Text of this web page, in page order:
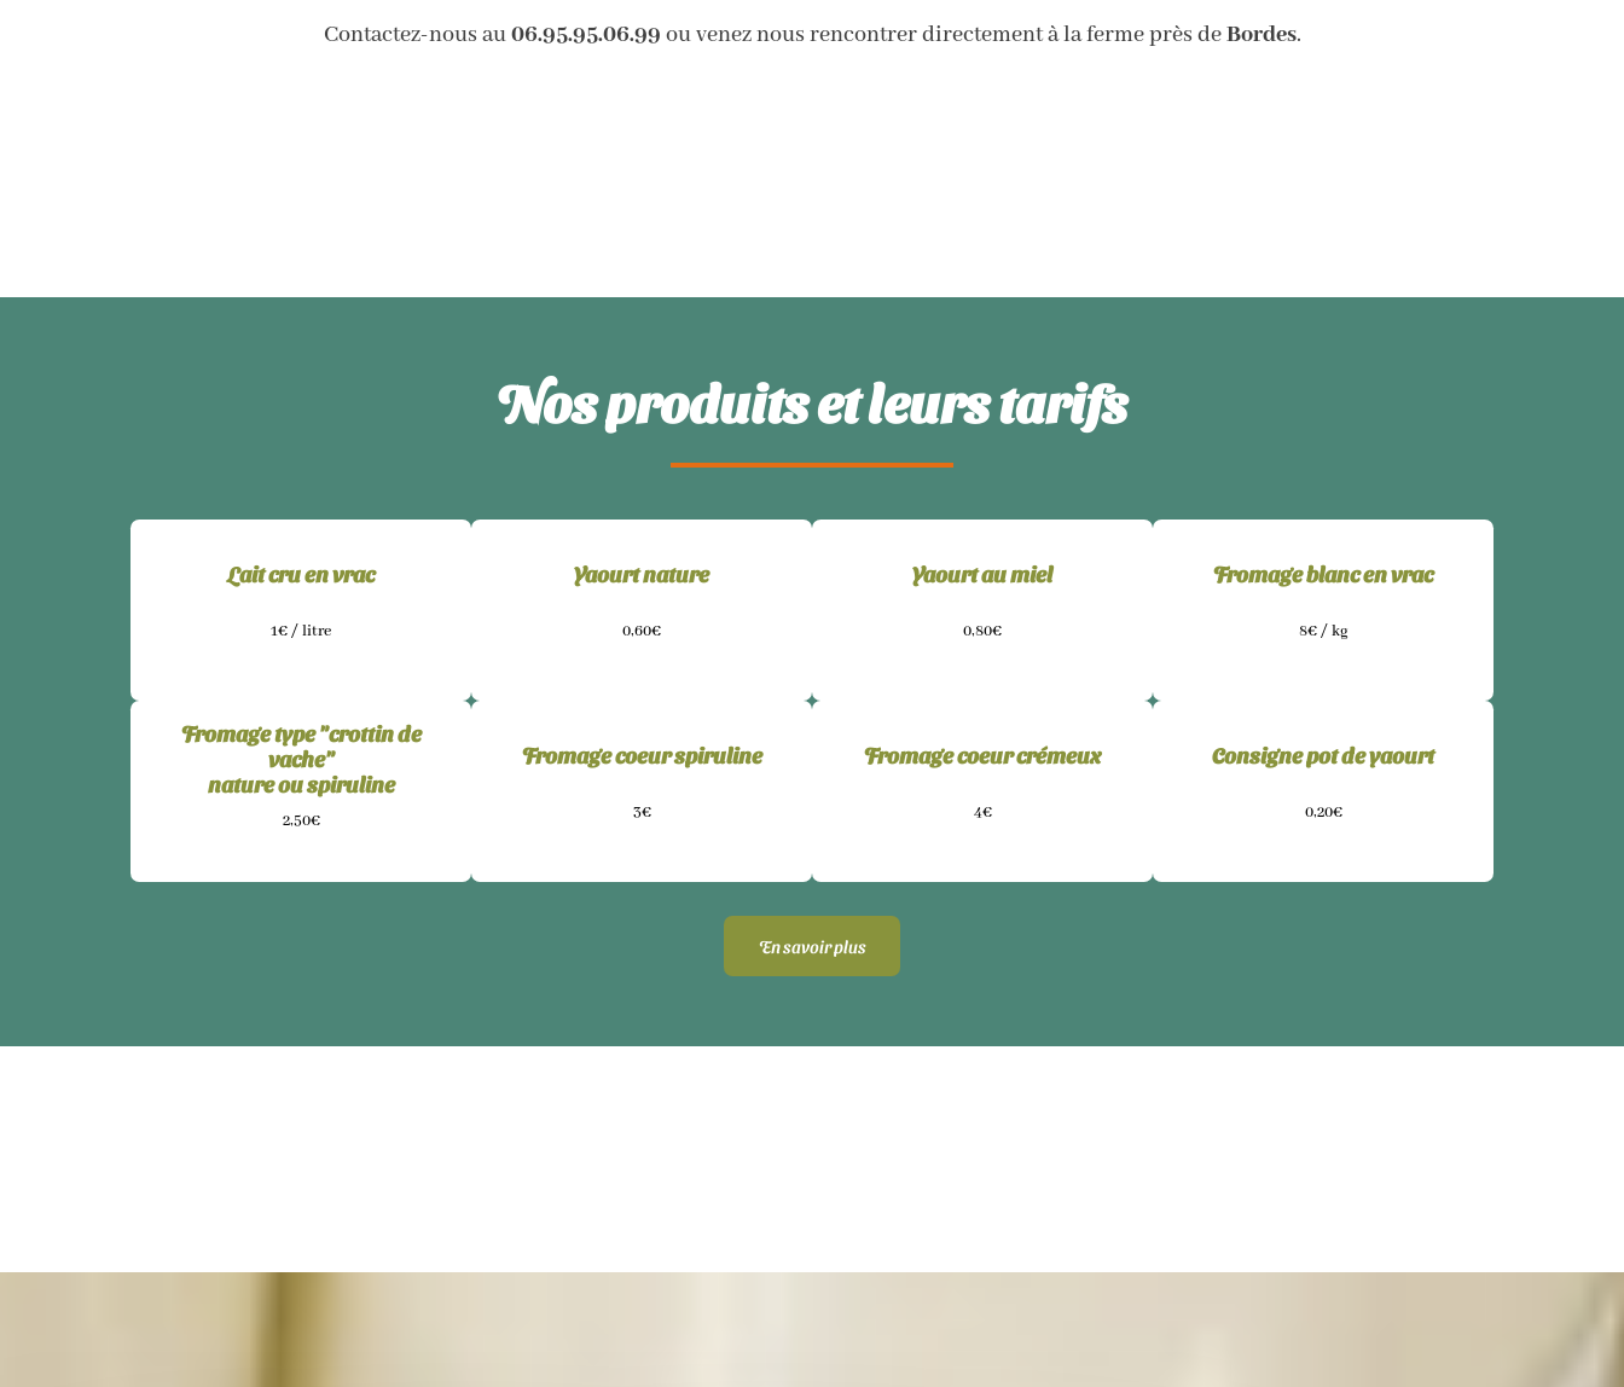
Contactez-nous au06.95.95.06.99 ou venez nous rencontrer directement à la ferme près deBordes.
Nos produits et leurs tarifs
Lait cru en vrac
1€ / litre
Yaourt nature
0,60€
Yaourt au miel
0,80€
Fromage blanc en vrac
8€ / kg
Fromage type "crottin de
vache"
nature ou spiruline
2,50€
Fromage coeur spiruline
3€
Fromage coeur crémeux
4€
Consigne pot de yaourt
0,20€
En savoir plus